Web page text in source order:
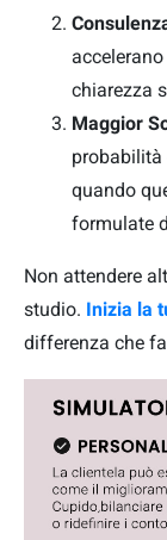
chiarezza
Maggior
probabilità
quando
formulate
Non attendere
studio. Inizia la
differenza che